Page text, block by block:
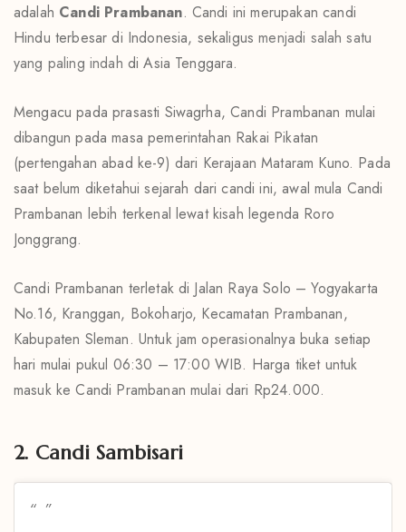
adalah Candi Prambanan. Candi ini merupakan candi
Hindu terbesar di Indonesia, sekaligusmenjadi salah satu
yang paling indah di Asia Tenggara.
Mengacu pada prasasti Siwagrha, Candi Prambanan mulai
dibangun pada masa pemerintahan Rakai Pikatan
(pertengahan abad ke-9) dari Kerajaan Mataram Kuno. Pada
saat belum diketahui sejarah dari candi ini, awal mula Candi
Prambanan lebih terkenal lewat kisah legenda Roro
Jonggrang.
Candi Prambanan terletak di Jalan Raya Solo – Yogyakarta
No.16, Kranggan, Bokoharjo, Kecamatan Prambanan,
Kabupaten Sleman. Untuk jam operasionalnya buka setiap
hari mulai pukul 06:30 – 17:00 WIB. Harga tiket untuk
masuk ke Candi Prambanan mulai dari Rp24.000.
2. Candi Sambisari